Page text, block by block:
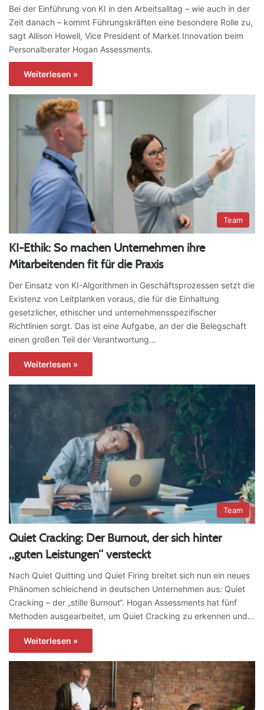
Bei der Einführung von KI in den Arbeitsalltag – wie auch in der
Zeit danach – kommt Führungskräften eine besondere Rolle zu,
sagt Allison Howell, Vice President of Market Innovation beim
Personalberater Hogan Assessments.
Weiterlesen »
Team
KI-Ethik: So machen Unternehmen ihre
Mitarbeitenden fit für die Praxis
Der Einsatz von KI-Algorithmen in Geschäftsprozessen setzt die
Existenz von Leitplanken voraus, die für die Einhaltung
gesetzlicher, ethischer und unternehmensspezifischer
Richtlinien sorgt. Das ist eine Aufgabe, an der die Belegschaft
einen großen Teil der Verantwortung…
Weiterlesen »
Team
Quiet Cracking: Der Burnout, der sich hinter
„guten Leistungen“ versteckt
Nach Quiet Quitting und Quiet Firing breitet sich nun ein neues
Phänomen schleichend in deutschen Unternehmen aus: Quiet
Cracking – der „stille Burnout“. Hogan Assessments hat fünf
Methoden ausgearbeitet, um Quiet Cracking zu erkennen und…
Weiterlesen »